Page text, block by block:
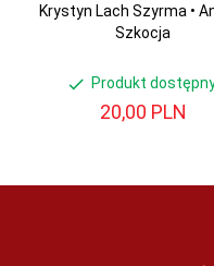
Krystyn Lach Szyrma •
Szkocja
Produkt
20,00 PLN